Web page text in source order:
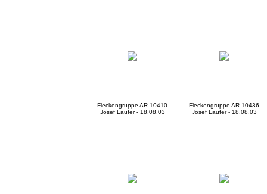
Fleckengruppe AR 10410
Josef Laufer - 18.08.03
Fleckengruppe AR 10436
Josef Laufer - 18.08.03